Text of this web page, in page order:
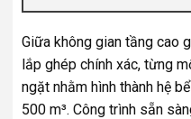
Giữa không gian tầng cao
lắp ghép chính xác, từng
ngặt nhằm hình thành hệ
500 m³. Công trình sẵn